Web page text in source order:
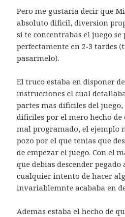
Pero me gustaria decir que
absoluto dificil, diversion
si te concentrabas el juego
perfectamente en 2-3 tardes
pasarmelo).
El truco estaba en disponer
instrucciones el cual
partes mas dificiles del juego,
dificiles por el mero hecho
mal programado, el ejemplo
pozo por el que tenias que
de empezar el juego. Con el
que debias descender pegado
cualquier intento de hacer
invariablemnte acababa en
Ademas estaba el hecho de